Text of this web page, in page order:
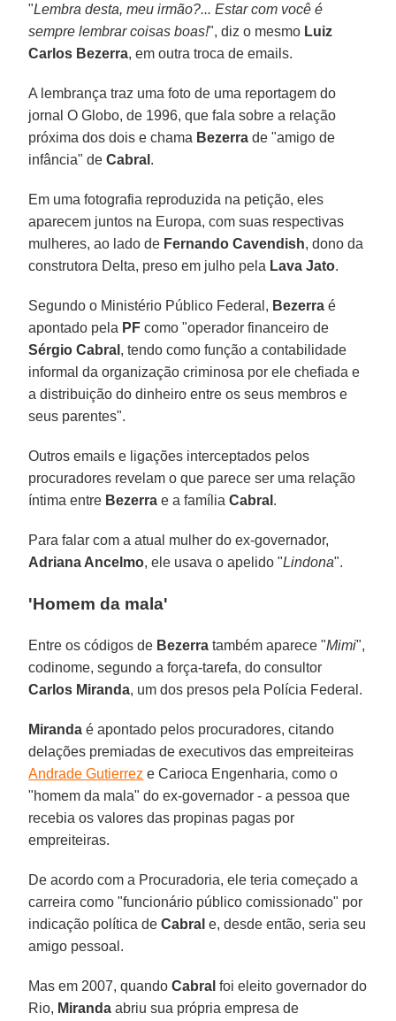
"Lembra desta, meu irmão?... Estar com você é
sempre lembrar coisas boas!", diz o mesmo Luiz
Carlos Bezerra, em outra troca de emails.
A lembrança traz uma foto de uma reportagem do
jornal O Globo, de 1996, que fala sobre a relação
próxima dos dois e chama Bezerra de "amigo de
infância" deCabral .
Em uma fotografia reproduzida na petição, eles
aparecem juntos na Europa, com suas respectivas
mulheres, ao lado de Fernando Cavendish, dono da
construtora Delta, preso em julho pela Lava Jato.
Segundo o Ministério Público Federal, Bezerra é
apontado pela PF como "operador financeiro de
Sérgio Cabral , tendo como função a contabilidade
informal da organização criminosa por ele chefiada e
a distribuição do dinheiro entre os seus membros e
seus parentes".
Outros emails e ligações interceptados pelos
procuradores revelam o que parece ser uma relação
íntima entre Bezerra e a famíliaCabral .
Para falar com a atual mulher do ex-governador,
Adriana Ancelmo, ele usava o apelido "Lindona".
'Homem da mala'
Entre os códigos de Bezerra também aparece "Mimi",
codinome, segundo a força-tarefa, do consultor
Carlos Miranda, um dos presos pela Polícia Federal.
Miranda é apontado pelos procuradores, citando
delações premiadas de executivos das empreiteiras
Andrade Gutierrez e Carioca Engenharia, como o
"homem da mala" do ex-governador - a pessoa que
recebia os valores das propinas pagas por
empreiteiras.
De acordo com a Procuradoria, ele teria começado a
carreira como "funcionário público comissionado" por
indicação política deCabral e, desde então, seria seu
amigo pessoal.
Mas em 2007, quandoCabral foi eleito governador do
Rio, Miranda abriu sua própria empresa de